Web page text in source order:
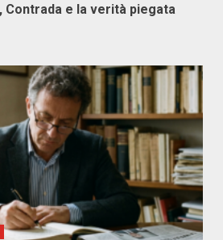
Contrada e la verità piegata